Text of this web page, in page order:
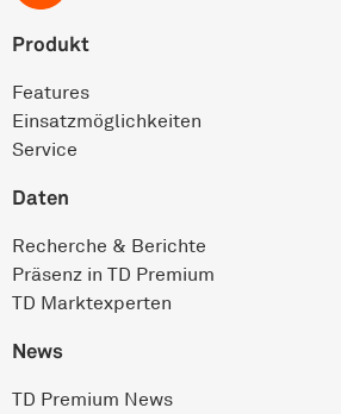
Produkt
Features
Einsatz­möglichkeiten
Service
Daten
Recherche & Berichte
Präsenz in TD Premium
TD Marktexperten
News
TD Premium News